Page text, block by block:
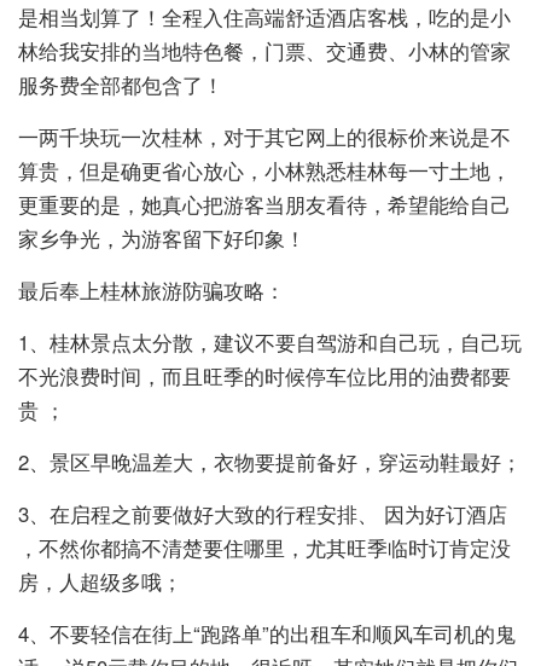
是相当划算了！全程入住高端舒适酒店客栈，吃的是小
林给我安排的当地特色餐，门票、交通费、小林的管家
服务费全部都包含了！
一两千块玩一次桂林，对于其它网上的很标价来说是不
算贵，但是确更省心放心，小林熟悉桂林每一寸土地，
更重要的是，她真心把游客当朋友看待，希望能给自己
家乡争光，为游客留下好印象！
最后奉上桂林旅游防骗攻略：
1、桂林景点太分散，建议不要自驾游和自己玩，自己玩
不光浪费时间，而且旺季的时候停车位比用的油费都要
贵 ；
2、景区早晚温差大，衣物要提前备好，穿运动鞋最好；
3、在启程之前要做好大致的行程安排、 因为好订酒店
，不然你都搞不清楚要住哪里，尤其旺季临时订肯定没
房，人超级多哦；
4、不要轻信在街上“跑路单”的出租车和顺风车司机的鬼